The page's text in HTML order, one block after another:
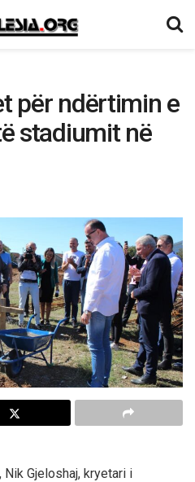
për ndërtimin e
stadiumit në
Gjeloshaj, kryetari i